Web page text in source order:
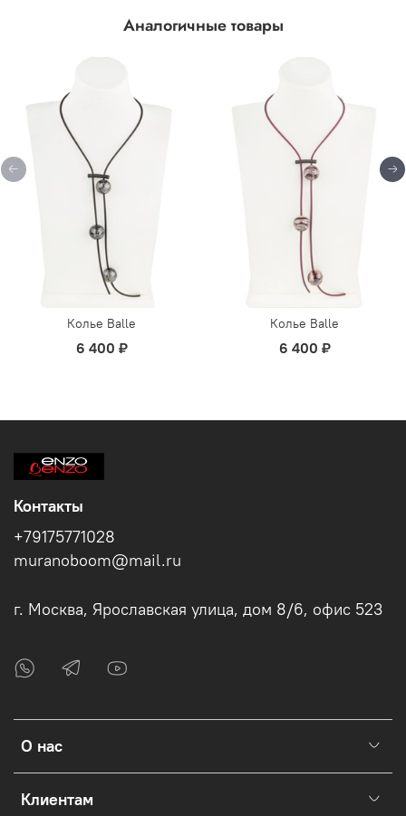
Италии на острове Мурано. Украшения из муранского
стекла являются настоящим произведением искусства,
ведь каждый предмет создается вручную с
поколения в поколение. Такие украшения можно
назвать настоящими шедеврами ювелирного искусства.
Они не только красивы и оригинальны, но и хранят в
себе частичку истории и культуры Италии. Украшения из
муранского стекла могут быть выполнены в разных
стилях и цветовых решениях, что позволяет подобрать
идеальный вариант на любой вкус.
Аналогичные товары
Колье Balle
6 400 ₽
Колье Balle
6 400 ₽
О нас
Клиентам
Контакты
+79175771028
muranoboom@mail.ru
г. Москва, Ярославская улица, дом 8/6, офис 523